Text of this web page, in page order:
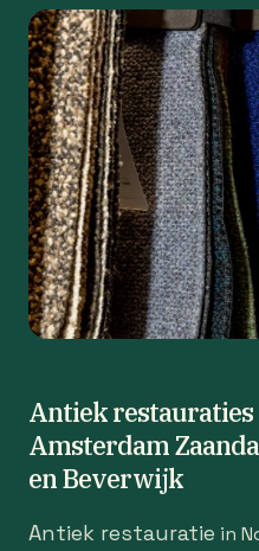
Antiek
Amsterdam
en Beverwijk
Antiek restauratie in